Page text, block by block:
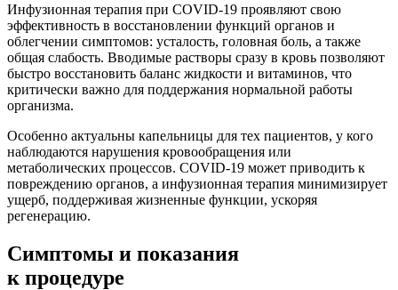
Инфузионная терапия при COVID-19 проявляют свою
эффективность в восстановлении функций органов и
облегчении симптомов: усталость, головная боль, а также
общая слабость. Вводимые растворы сразу в кровь позволяют
быстро восстановить баланс жидкости и витаминов, что
критически важно для поддержания нормальной работы
организма.
Особенно актуальны капельницы для тех пациентов, у кого
наблюдаются нарушения кровообращения или
метаболических процессов. COVID-19 может приводить к
повреждению органов, а инфузионная терапия минимизирует
ущерб, поддерживая жизненные функции, ускоряя
регенерацию.
Симптомы и показания
к процедуре